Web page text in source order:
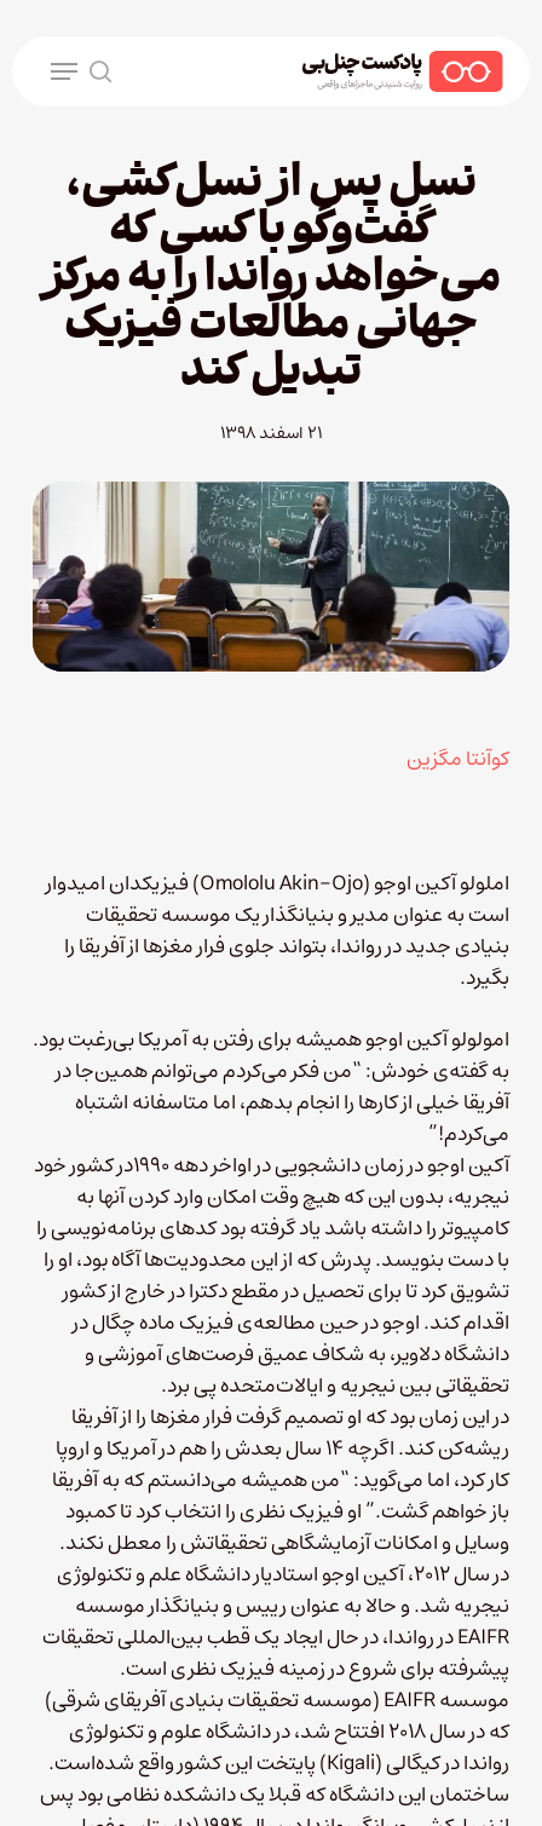
search
Menu
نسل پس از نسل‌کشی،
گفت‌وگو با کسی که
می‌خواهد رواندا را به مرکز
جهانی مطالعات فیزیک
تبدیل کند
۲۱ اسفند ۱۳۹۸
کوآنتا مگزین
املولو آکین اوجو (Omololu Akin-Ojo) فیزیکدان امیدوار
است به عنوان مدیر و بنیانگذار یک موسسه تحقیقات
بنیادی جدید در رواندا، بتواند جلوی فرار مغزها از آفریقا را
بگیرد.
امولولو آکین اوجو همیشه برای رفتن به آمریکا بی‌رغبت بود.
به گفته‌ی خودش: “من فکر می‌کردم می‌توانم همین‌جا در
آفریقا خیلی از کارها را انجام بدهم، اما متاسفانه اشتباه
می‌کردم!”
آکین اوجو در زمان دانشجویی در اواخر دهه ۱۹۹۰در کشور خود
نیجریه، بدون این که هیچ وقت امکان وارد کردن آنها به
کامپیوتر را داشته باشد یاد گرفته بود کدهای برنامه‌نویسی را
با دست بنویسد. پدرش که از این محدودیت‌ها آگاه بود، او را
تشویق کرد تا برای تحصیل در مقطع دکترا در خارج از کشور
اقدام کند. اوجو در حین مطالعه‌ی فیزیک ماده چگال در
دانشگاه دلاویر، به شکاف عمیق فرصت‌های آموزشی و
تحقیقاتی بین نیجریه و ایالات‌متحده پی برد.
در این زمان بود که او تصمیم گرفت فرار مغزها را از آفریقا
ریشه‌کن کند. اگرچه ۱۴ سال بعدش را هم در آمریکا و اروپا
کار کرد، اما می‌گوید: “من همیشه می‌دانستم که به آفریقا
باز خواهم گشت.” او فیزیک نظری را انتخاب کرد تا کمبود
وسایل و امکانات آزمایشگاهی تحقیقاتش را معطل نکند.
در سال ۲۰۱۲، آکین اوجو استادیار دانشگاه علم و تکنولوژی
نیجریه شد. و حالا به عنوان رییس و بنیانگذار موسسه
EAIFR در رواندا، در حال ایجاد یک قطب بین‌المللی تحقیقات
پیشرفته برای شروع در زمینه فیزیک نظری است.
موسسه EAIFR (موسسه تحقیقات بنیادی آفریقای شرقی)
که در سال ۲۰۱۸ افتتاح شد، در دانشگاه علوم و تکنولوژی
رواندا در کیگالی (Kigali) پایتخت این کشور واقع شده‌است.
ساختمان این دانشگاه که قبلا یک دانشکده نظامی بود پس